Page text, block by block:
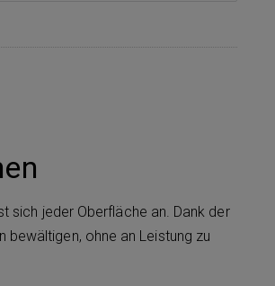
sich jeder Oberfläche an. Dank der
bewältigen, ohne an Leistung zu